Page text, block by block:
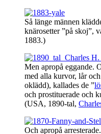
Så länge männen
knärosetter ”på skoj”,
1883.)
Men apropå eggande.
med alla kurvor, lår
oklädd), kallades de ”
och prostituerade och
(USA, 1890-tal,
Och apropå